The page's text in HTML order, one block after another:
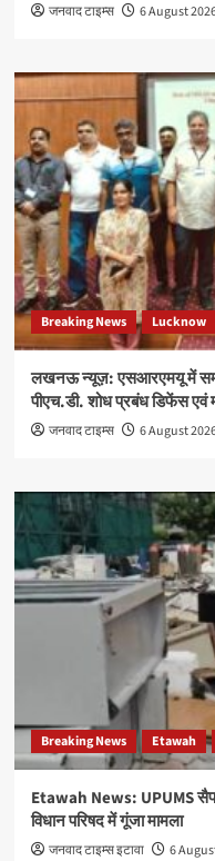
जनवाद टाइम्स 6 August
Breaking News Lucknow
लखनऊ न्यूज़: एसआरएमयू में
पीएच.डी. शोध प्रबंध डिफेंस एवं
जनवाद टाइम्स 6 August
Breaking News Etawah
Etawah News: UPUMS
विधान परिषद में गूंजा मामला
जनवाद टाइम्स इटावा 6